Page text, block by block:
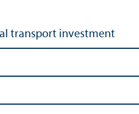
transport investment